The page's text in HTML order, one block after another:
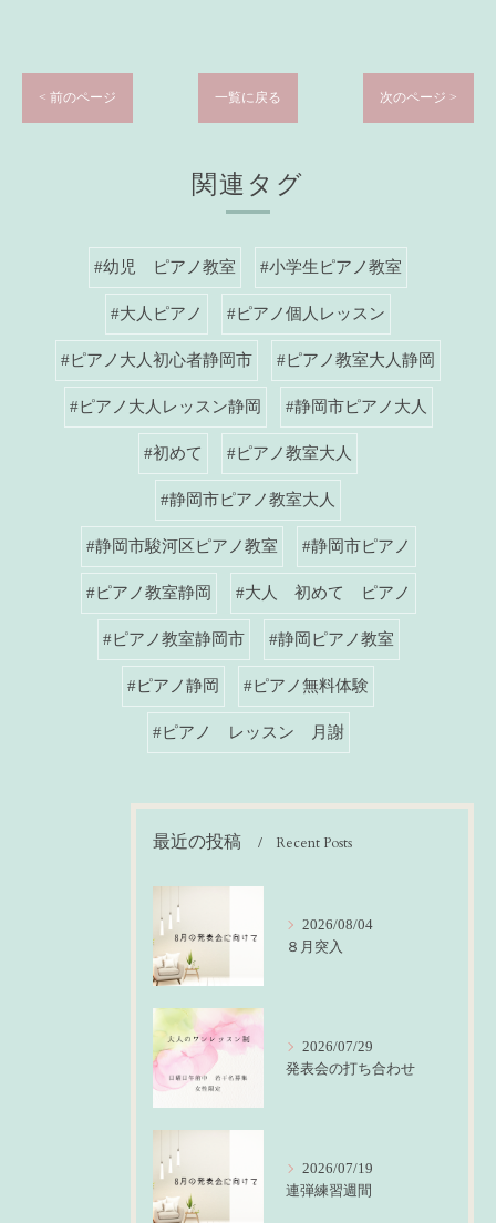
< 前のページ 一覧に戻る 次のページ >
関連タグ
#幼児 ピアノ教室 #小学生ピアノ教室
#大人ピアノ #ピアノ個人レッスン
#ピアノ大人初心者静岡市 #ピアノ教室大人静岡
#ピアノ大人レッスン静岡 #静岡市ピアノ大人
#初めて #ピアノ教室大人
#静岡市ピアノ教室大人
#静岡市駿河区ピアノ教室 #静岡市ピアノ
#ピアノ教室静岡 #大人 初めて ピアノ
#ピアノ教室静岡市 #静岡ピアノ教室
#ピアノ静岡 #ピアノ無料体験
#ピアノ レッスン 月謝
最近の投稿 Recent Posts
2026/08/04
８月突入
2026/07/29
発表会の打ち合わせ
2026/07/19
連弾練習週間